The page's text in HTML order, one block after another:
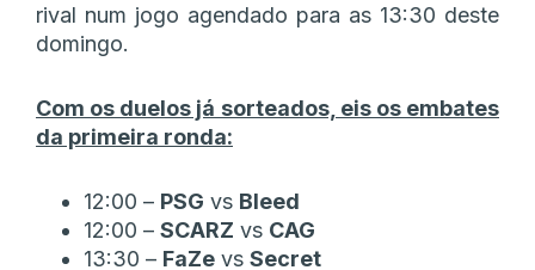
rival num jogo agendado para as 13:30 deste
domingo.
Com os duelos já sorteados, eis os embates
da primeira ronda:
12:00 – PSG vs Bleed
12:00 – SCARZ vs CAG
13:30 – FaZe vs Secret